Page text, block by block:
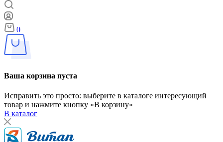
0
Ваша корзина пуста
Исправить это просто: выберите в каталоге интересующий
товар и нажмите кнопку «В корзину»
В каталог